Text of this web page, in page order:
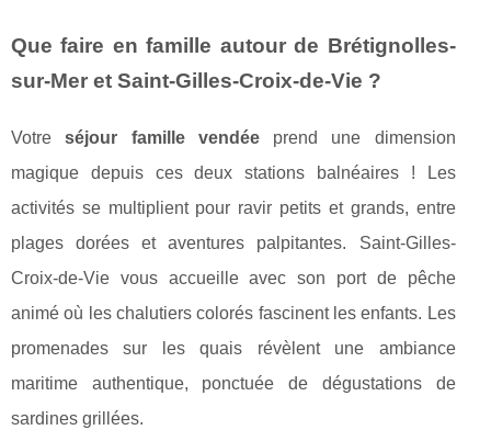
Que faire en famille autour de Brétignolles-
sur-Mer et Saint-Gilles-Croix-de-Vie ?
Votreséjour famille vendéeprend une dimension
magique depuis ces deux stations balnéaires ! Les
activités se multiplient pour ravir petits et grands, entre
plages dorées et aventures palpitantes. Saint-Gilles-
Croix-de-Vie vous accueille avec son port de pêche
animé où les chalutiers colorés fascinent les enfants. Les
promenades sur les quais révèlent une ambiance
maritime authentique, ponctuée de dégustations de
sardines grillées.